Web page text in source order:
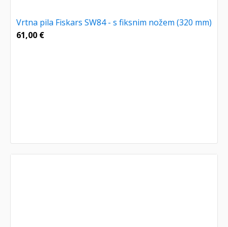
Vrtna pila Fiskars SW84 - s fiksnim nožem (320 mm)
61,00 €